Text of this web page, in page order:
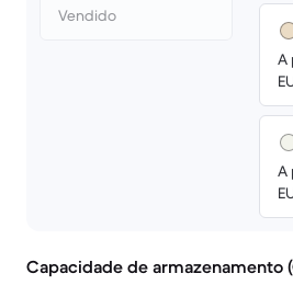
Vendido
A
A
Capacidade de armazenamento